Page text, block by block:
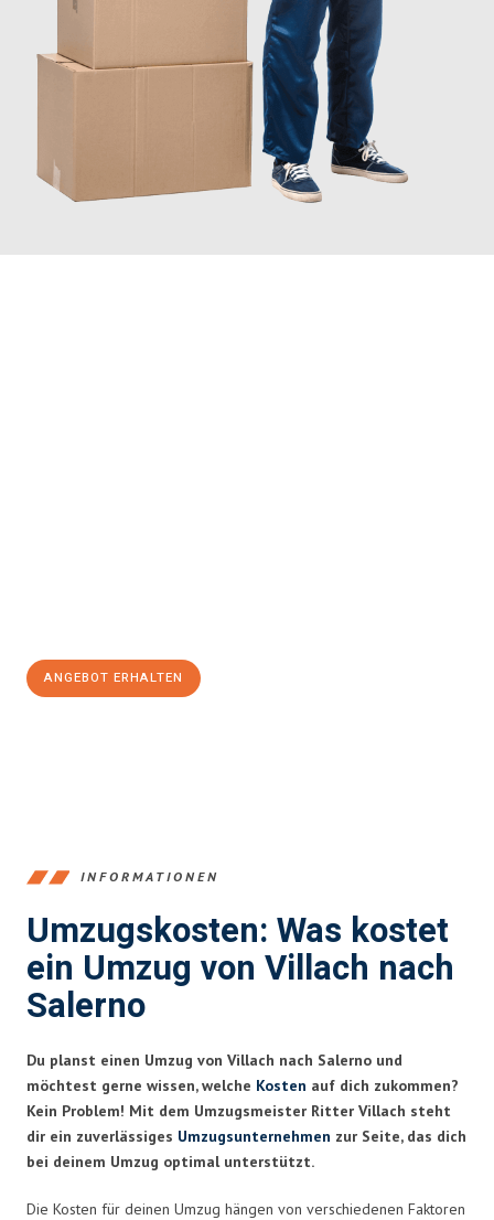
ANGEBOT ERHALTEN
INFORMATIONEN
Umzugskosten: Was kostet
ein Umzug von Villach nach
Salerno
Du planst einen Umzug von Villach nach Salerno und
möchtest gerne wissen, welche Kosten auf dich zukommen?
Kein Problem! Mit dem Umzugsmeister Ritter Villach steht
dir ein zuverlässiges Umzugsunternehmen zur Seite, das dich
bei deinem Umzug optimal unterstützt.
Die Kosten für deinen Umzug hängen von verschiedenen Faktoren